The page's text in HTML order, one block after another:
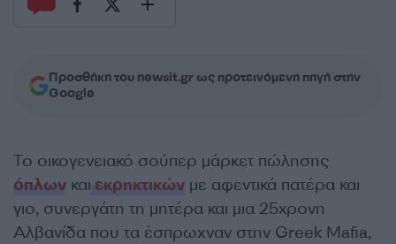
Προσθήκη του newsit.gr ως προτεινόμενη πηγή στην
Google
Το οικογενειακό σούπερ μάρκετ πώλησης
όπλων και εκρηκτικών με αφεντικά πατέρα και
γιο, συνεργάτη τη μητέρα και μια 25χρονη
Αλβανίδα που τα έσπρωχναν στην Greek Mafia,